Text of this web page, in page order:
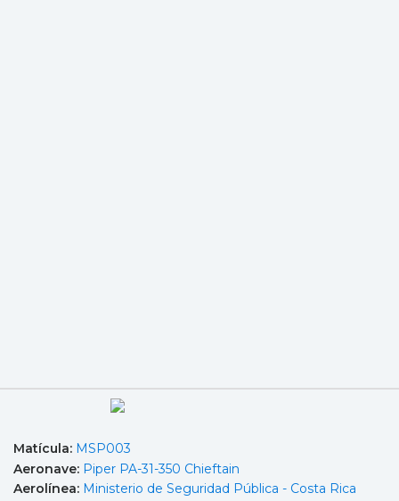
Matícula: MSP003
Aeronave: Piper PA-31-350 Chieftain
Aerolínea: Ministerio de Seguridad Pública - Costa Rica